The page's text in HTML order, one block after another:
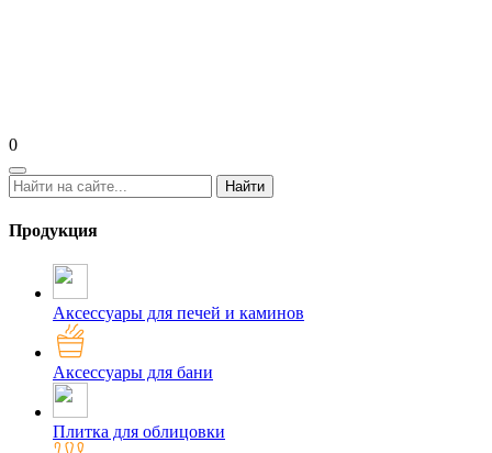
0
Найти
Продукция
Аксессуары для печей и каминов
Аксессуары для бани
Плитка для облицовки